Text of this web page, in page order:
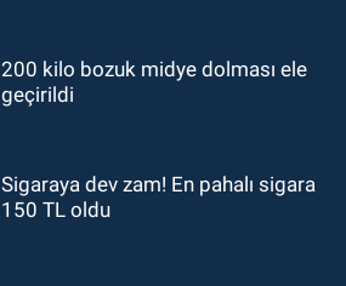
200 kilo bozuk midye dolması ele
geçirildi
Sigaraya dev zam! En pahalı sigara
150 TL oldu